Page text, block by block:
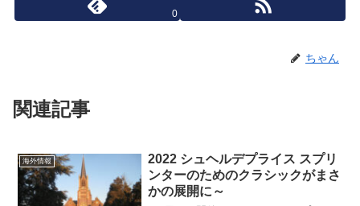
0
ちゃん
関連記事
海外情報
2022 シュヘルデプライス スプリ
ンターのためのクラシックがまさ
かの展開に～